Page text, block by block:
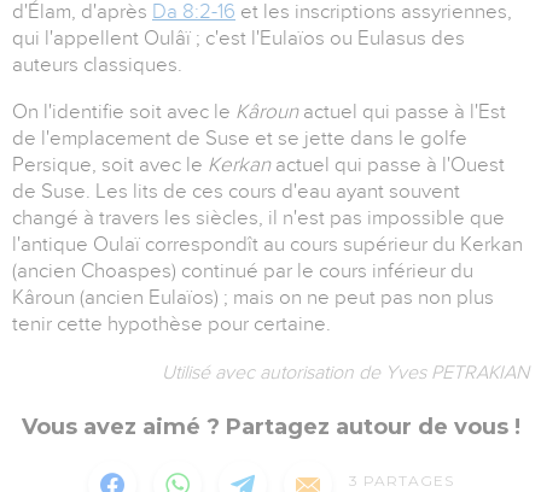
d'Élam, d'après Da 8:2-16 et les inscriptions assyriennes,
qui l'appellent Oulâï ; c'est l'Eulaïos ou Eulasus des
auteurs classiques.
On l'identifie soit avec le Kâroun actuel qui passe à l'Est
de l'emplacement de Suse et se jette dans le golfe
Persique, soit avec le Kerkan actuel qui passe à l'Ouest
de Suse. Les lits de ces cours d'eau ayant souvent
changé à travers les siècles, il n'est pas impossible que
l'antique Oulaï correspondît au cours supérieur du Kerkan
(ancien Choaspes) continué par le cours inférieur du
Kâroun (ancien Eulaïos) ; mais on ne peut pas non plus
tenir cette hypothèse pour certaine.
Utilisé avec autorisation de Yves PETRAKIAN
Vous avez aimé ? Partagez autour de vous !
3 PARTAGES